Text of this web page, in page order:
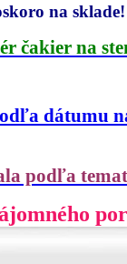
na sklade!
čakier na
dátumu
podľa